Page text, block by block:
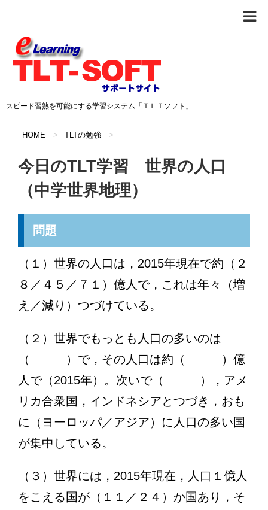
スピード習熟を可能にする学習システム「ＴＬＴソフト」
HOME > TLTの勉強 >
今日のTLT学習 世界の人口
（中学世界地理）
問題
（１）世界の人口は，2015年現在で約（２
８／４５／７１）億人で，これは年々（増
え／減り）つづけている。
（２）世界でもっとも人口の多いのは
（ ）で，その人口は約（ ）億
人で（2015年）。次いで（ ），アメ
リカ合衆国，インドネシアとつづき，おも
に（ヨーロッパ／アジア）に人口の多い国
が集中している。
（３）世界には，2015年現在，人口１億人
をこえる国が（１１／２４）か国あり，そ